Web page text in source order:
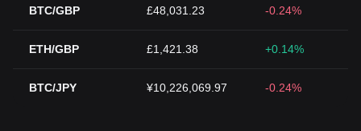
BTC/GBP £48,031.23 -0.24%
ETH/GBP £1,421.38 +0.14%
BTC/JPY ¥10,226,069.97 -0.24%